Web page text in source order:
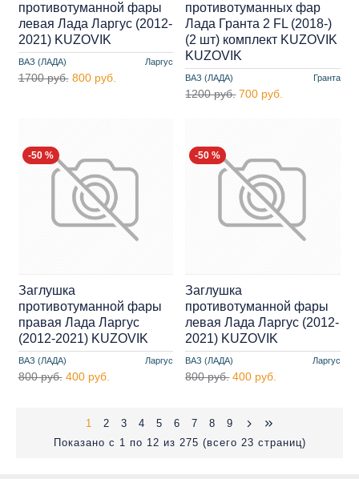
ВАЗ (ЛАДА) Ларгус
противотуманной фары
левая Лада Ларгус (2012-
2021) KUZOVIK
1700 руб. 800 руб. ВАЗ (ЛАДА) Гранта
противотуманных фар
Лада Гранта 2 FL (2018-)
(2 шт) комплект KUZOVIK
KUZOVIK
1200 руб. 700 руб.
-50 %
ВАЗ (ЛАДА) Ларгус
Заглушка
противотуманной фары
правая Лада Ларгус
(2012-2021) KUZOVIK
800 руб. 400 руб.
-50 %
ВАЗ (ЛАДА) Ларгус
Заглушка
противотуманной фары
левая Лада Ларгус (2012-
2021) KUZOVIK
800 руб. 400 руб.
1 2 3 4 5 6 7 8
9
Показано с 1 по 12 из 275 (всего 23 страниц)